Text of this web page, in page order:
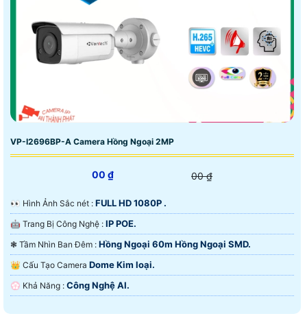
VP-I2696BP-A Camera Hồng Ngoại 2MP
00 ₫ 00 ₫
️👀 Hình Ảnh Sắc nét : FULL HD 1080P .
🤖️ Trang Bị Công Nghệ : IP POE.
❃ Tầm Nhìn Ban Đêm : Hồng Ngoại 60m Hồng Ngoại SMD.
👑 Cấu Tạo Camera Dome Kim loại.
️💮 Khả Năng : Công Nghệ AI.